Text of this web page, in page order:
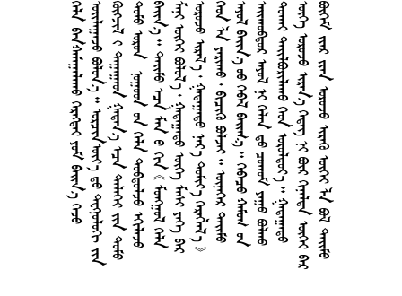
                                                                            